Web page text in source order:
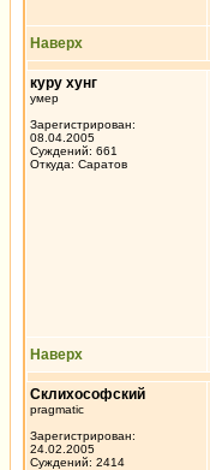
Наверх
куру хунг
умер
Зарегистрирован:
08.04.2005
Суждений: 661
Откуда: Саратов
Наверх
Склихософский
pragmatic
Зарегистрирован:
24.02.2005
Суждений: 2414